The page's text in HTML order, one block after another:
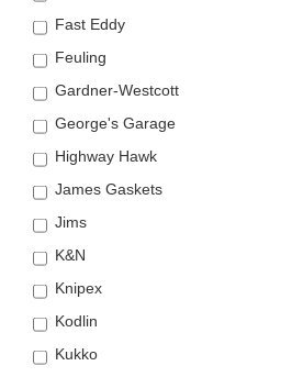
Fast Eddy
Feuling
Gardner-Westcott
George's Garage
Highway Hawk
James Gaskets
Jims
K&N
Knipex
Kodlin
Kukko